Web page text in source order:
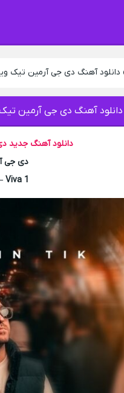
دانلود آهنگ دی جی آرمین تیک
دانلود آهنگ دی جی آرمین تیک
دانلود آهنگ جدید
دی جی
Viva 1